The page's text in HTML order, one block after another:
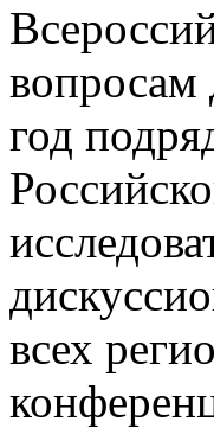
вопросам
год
всех